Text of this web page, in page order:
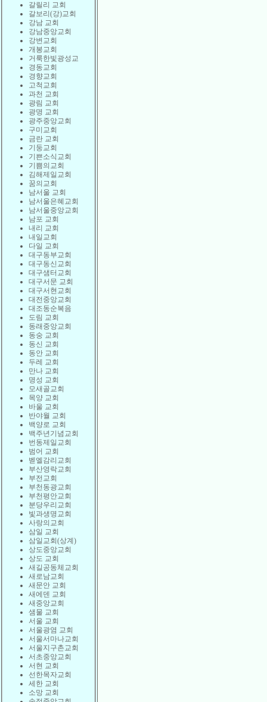
갈릴리 교회
갈보리(강)교회
강남 교회
강남중앙교회
강변교회
개봉교회
거룩한빛광성교
경동교회
경향교회
고척교회
과천 교회
광림 교회
광명 교회
광주중앙교회
구미교회
금란 교회
기둥교회
기쁜소식교회
기쁨의교회
김해제일교회
꿈의교회
남서울 교회
남서울은혜교회
남서울중앙교회
남포 교회
내리 교회
내일교회
다일 교회
대구동부교회
대구동신교회
대구샘터교회
대구서문 교회
대구서현교회
대전중앙교회
대조동순복음
도림 교회
동래중앙교회
동숭 교회
동신 교회
동안 교회
두레 교회
만나 교회
명성 교회
모새골교회
목양 교회
바울 교회
반야월 교회
백양로 교회
백주년기념교회
번동제일교회
범어 교회
벧엘감리교회
부산영락교회
부전교회
부천동광교회
부천평안교회
분당우리교회
빛과생명교회
사랑의교회
삼일 교회
삼일교회(상계)
상도중앙교회
상도 교회
새길공동체교회
새로남교회
새문안 교회
새에덴 교회
새중앙교회
샘물 교회
서울 교회
서울광염 교회
서울서마나교회
서울지구촌교회
서초중앙교회
서현 교회
선한목자교회
세한 교회
소망 교회